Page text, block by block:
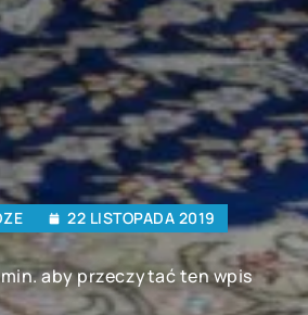
22 LISTOPADA 2019
aby przeczytać ten wpis